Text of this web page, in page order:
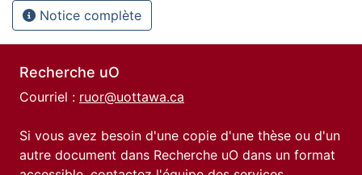
Notice complète
Recherche uO
Courriel : ruor@uottawa.ca
Si vous avez besoin d'une copie d'une thèse ou d'un
autre document dans Recherche uO dans un format